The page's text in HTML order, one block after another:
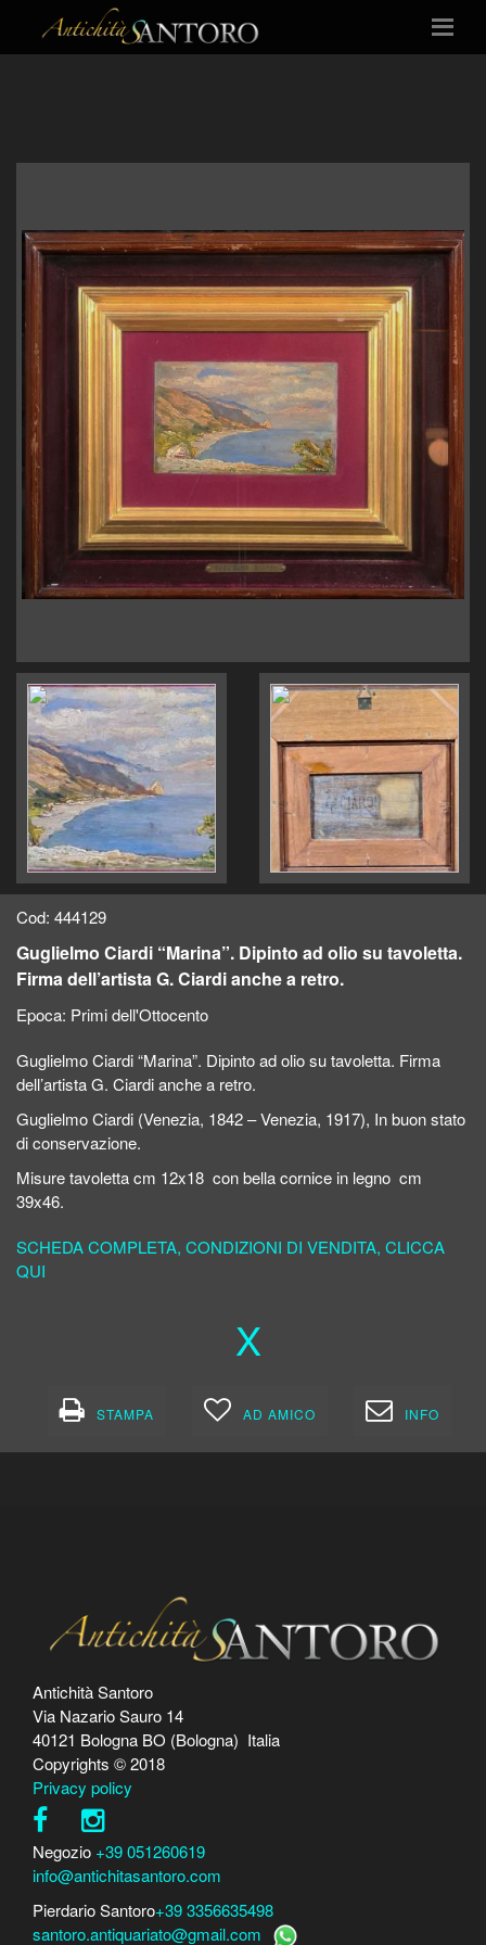
Cod: 444129
Guglielmo Ciardi “Marina”. Dipinto ad olio su tavoletta.
Firma dell’artista G. Ciardi anche a retro.
Epoca: Primi dell'Ottocento
Guglielmo Ciardi “Marina”. Dipinto ad olio su tavoletta. Firma
dell’artista G. Ciardi anche a retro.
Guglielmo Ciardi (Venezia, 1842 – Venezia, 1917), In buon stato
di conservazione.
Misure tavoletta cm 12x18 con bella cornice in legno cm
39x46.
SCHEDA COMPLETA, CONDIZIONI DI VENDITA, CLICCA
QUI
X
STAMPA AD AMICO INFO
Antichità Santoro
Via Nazario Sauro 14
40121 Bologna BO (Bologna) Italia
Copyrights © 2018
Privacy policy
Negozio +39 051260619
info@antichitasantoro.com
Pierdario Santoro+39 3356635498
santoro.antiquariato@gmail.com